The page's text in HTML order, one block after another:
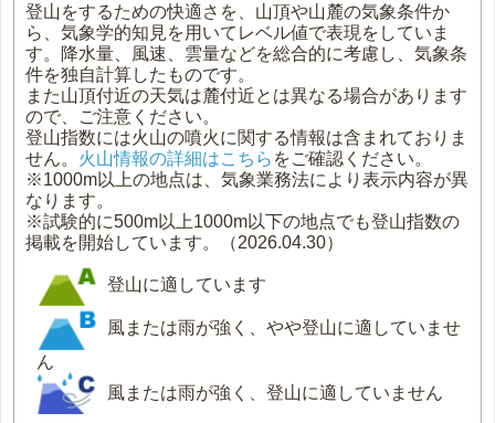
登山をするための快適さを、山頂や山麓の気象条件か
ら、気象学的知見を用いてレベル値で表現をしていま
す。降水量、風速、雲量などを総合的に考慮し、気象条
件を独自計算したものです。
また山頂付近の天気は麓付近とは異なる場合があります
ので、ご注意ください。
登山指数には火山の噴火に関する情報は含まれておりま
せん。 火山情報の詳細はこちら をご確認ください。
※1000m以上の地点は、気象業務法により表示内容が異
なります。
※試験的に500m以上1000m以下の地点でも登山指数の
掲載を開始しています。（2026.04.30）
登山に適しています
風または雨が強く、やや登山に適していませ
ん
風または雨が強く、登山に適していません